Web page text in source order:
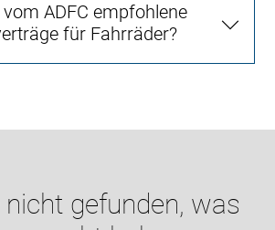
ADFC empfohlene
für Fahrräder?
nicht gefunden, was